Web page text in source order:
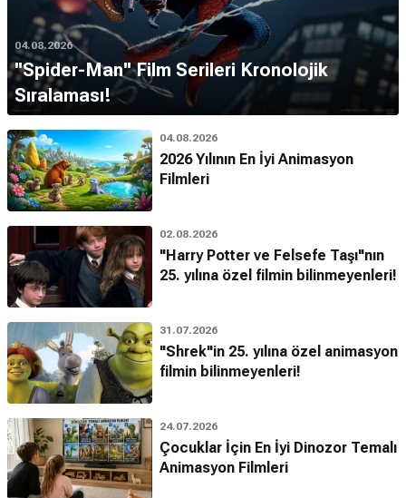
04.08.2026
''Spider-Man'' Film Serileri Kronolojik
Sıralaması!
04.08.2026
2026 Yılının En İyi Animasyon
Filmleri
02.08.2026
"Harry Potter ve Felsefe Taşı"nın
25. yılına özel filmin bilinmeyenleri!
31.07.2026
"Shrek"in 25. yılına özel animasyon
filmin bilinmeyenleri!
24.07.2026
Çocuklar İçin En İyi Dinozor Temalı
Animasyon Filmleri